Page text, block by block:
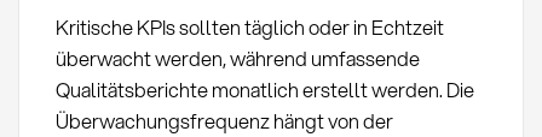
Kritische KPIs sollten täglich oder in Echtzeit
überwacht werden, während umfassende
Qualitätsberichte monatlich erstellt werden. Die
Überwachungsfrequenz hängt von der